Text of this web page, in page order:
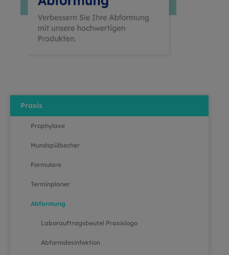
Praxis
Prophylaxe
Mundspülbecher
Formulare
Terminplaner
Abformung
Laborauftragsbeutel Praxislogo
Abformdesinfektion